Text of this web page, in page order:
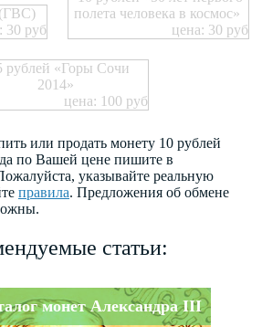
(ГВС)
30 руб
полета человека в космос»
цена: 30 руб
рублей «Горы Сочи
2014»
цена: 100 руб
или продать монету 10 рублей
по Вашей цене пишите в
указывайте реальную
правила. Предложения об обмене
статьи:
монет Александра III